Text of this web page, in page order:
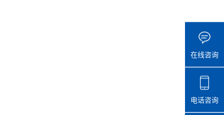
在线咨询
电话咨询